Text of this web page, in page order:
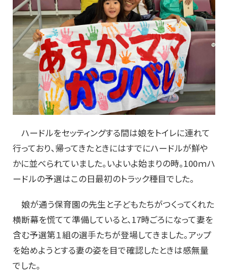
ハードルをセッティングする間は娘をトイレに連れて
行っており、帰ってきたときにはすでにハードルが鮮や
かに並べられていました。いよいよ始まりの時。100ｍハ
ードルの予選はこの日最初のトラック種目でした。
娘が通う保育園の先生と子どもたちがつくってくれた
横断幕を慌てて準備していると、17時ごろになって妻を
含む予選第１組の選手たちが登場してきました。アップ
を始めようとする妻の姿を目で確認したときは感無量
でした。